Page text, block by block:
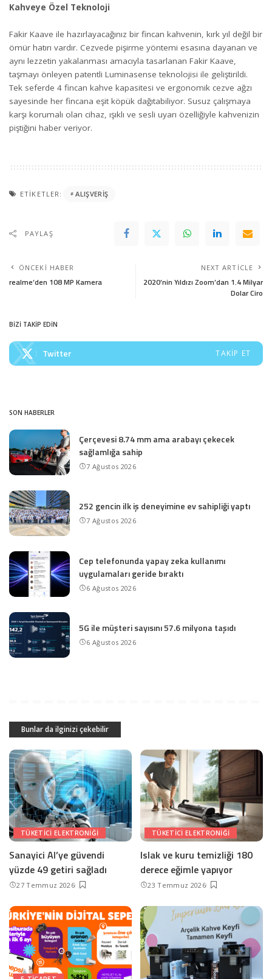
Kahveye Özel Teknoloji
Fakir Kaave ile hazırlayacağınız bir fincan kahvenin, kırk yıl değil bir
ömür hatırı vardır. Cezvede pişirme yöntemi esasına dayanan ve
aynı lezzetin yakalanması amacıyla tasarlanan Fakir Kaave,
taşmayı önleyen patentli Luminasense teknolojisi ile geliştirildi.
Tek seferde 4 fincan kahve kapasitesi ve ergonomik cezve ağzı
sayesinde her fincana eşit köpük dağıtabiliyor. Susuz çalışmaya
karşı korumalı olan cihaz, ışıklı ve sesli uyarı özelliğiyle kahvenizin
piştiğini haber veriyor.
ETIKETLER: ALIŞVERIŞ
PAYLAŞ
ÖNCEKI HABER
realme’den 108 MP Kamera
NEXT ARTICLE
2020’nin Yıldızı Zoom’dan 1.4 Milyar
Dolar Ciro
BİZİ TAKİP EDİN
Twitter TAKIP ET
SON HABERLER
Çerçevesi 8.74 mm ama arabayı çekecek
sağlamlığa sahip
7 Ağustos 2026
252 gencin ilk iş deneyimine ev sahipliği yaptı
7 Ağustos 2026
Cep telefonunda yapay zeka kullanımı
uygulamaları geride bıraktı
6 Ağustos 2026
5G ile müşteri sayısını 57.6 milyona taşıdı
6 Ağustos 2026
Bunlar da ilginizi çekebilir
TÜKETICI ELEKTRONIĞI
Sanayici AI’ye güvendi
yüzde 49 getiri sağladı
27 Temmuz 2026
TÜKETICI ELEKTRONIĞI
Islak ve kuru temizliği 180
derece eğimle yapıyor
23 Temmuz 2026